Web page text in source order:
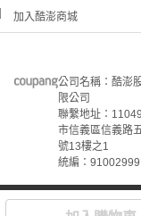
加入酷澎商城
公司名稱：酷澎
限公司
聯繫地址：
市信義區信義路
號13樓之1
統編：91002999
©Coupang Taiwan Co.,
本網站上顯示的所有商標、